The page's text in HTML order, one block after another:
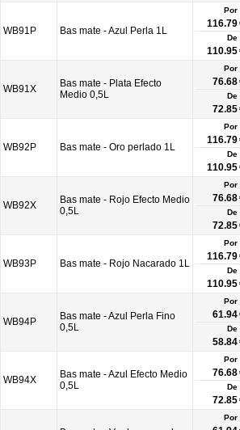
WB91P Bas mate - Azul Perla 1L
Por
116.79
De
110.95
WB91X
Bas mate - Plata Efecto
Medio 0,5L
Por
76.68
De
72.85
WB92P Bas mate - Oro perlado 1L
Por
116.79
De
110.95
WB92X
Bas mate - Rojo Efecto Medio
0,5L
Por
76.68
De
72.85
WB93P Bas mate - Rojo Nacarado 1L
Por
116.79
De
110.95
WB94P
Bas mate - Azul Perla Fino
0,5L
Por
61.94
De
58.84
WB94X
Bas mate - Azul Efecto Medio
0,5L
Por
76.68
De
72.85
Por